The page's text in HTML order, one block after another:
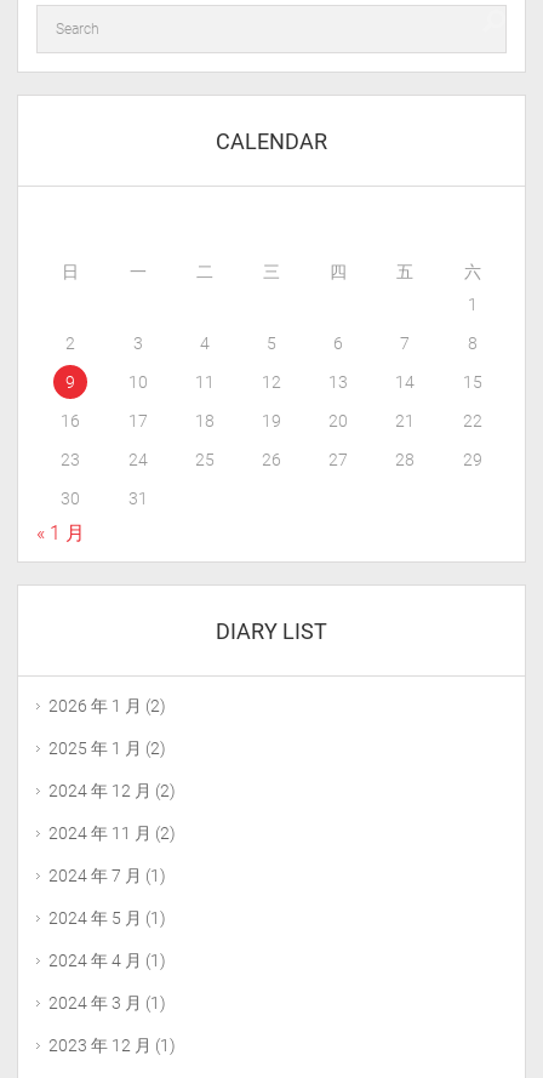
CALENDAR
日 一 二 三 四 五
六
1
2
3 4 5 6 7
8
9
10 11 12 13 14
15
16
17 18 19 20 21
22
23
24 25 26 27 28
29
30
31
« 1 月
DIARY LIST
2026 年 1 月 (2)
2025 年 1 月 (2)
2024 年 12 月 (2)
2024 年 11 月 (2)
2024 年 7 月 (1)
2024 年 5 月 (1)
2024 年 4 月 (1)
2024 年 3 月 (1)
2023 年 12 月 (1)